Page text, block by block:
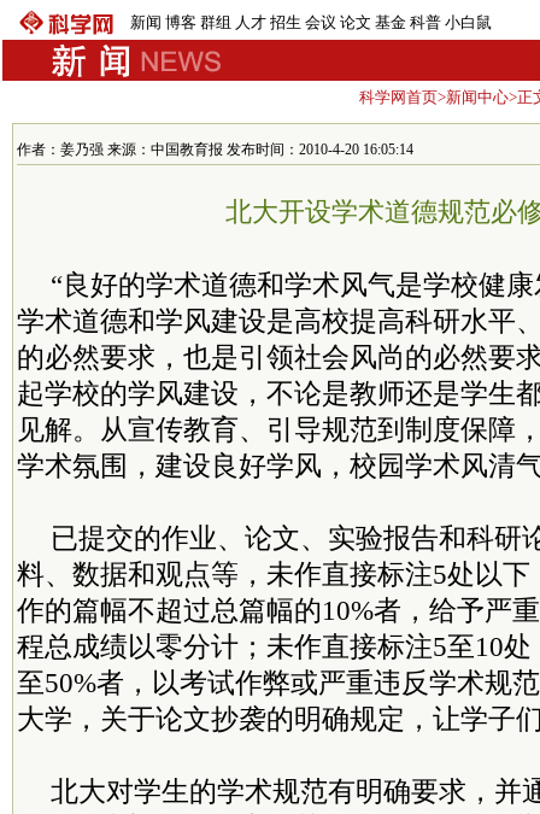
新闻 博客 群组 人才 招生 会议 论文 基金 科普 小白鼠
科学网首页>新闻中心>正
作者：姜乃强 来源：中国教育报 发布时间：2010-4-20 16:05:14
北大开设学术道德规范必
“良好的学术道德和学术风气是学校健
学术道德和学风建设是高校提高科研水平
的必然要求，也是引领社会风尚的必然要
起学校的学风建设，不论是教师还是学生
见解。从宣传教育、引导规范到制度保障
学术氛围，建设良好学风，校园学术风清
已提交的作业、论文、实验报告和科研
料、数据和观点等，未作直接标注5处以
作的篇幅不超过总篇幅的10%者，给予严
程总成绩以零分计；未作直接标注5至10
至50%者，以考试作弊或严重违反学术规
大学，关于论文抄袭的明确规定，让学子
北大对学生的学术规范有明确要求，并